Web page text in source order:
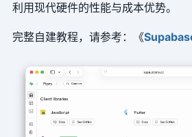
利用现代硬件的性能与成本优势。
完整自建教程，请参考：《